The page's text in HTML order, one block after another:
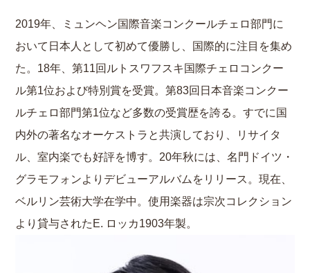
2019年、ミュンヘン国際音楽コンクールチェロ部門に
おいて日本人として初めて優勝し、国際的に注目を集め
た。18年、第11回ルトスワフスキ国際チェロコンクー
ル第1位および特別賞を受賞。第83回日本音楽コンクー
ルチェロ部門第1位など多数の受賞歴を誇る。すでに国
内外の著名なオーケストラと共演しており、リサイタ
ル、室内楽でも好評を博す。20年秋には、名門ドイツ・
グラモフォンよりデビューアルバムをリリース。現在、
ベルリン芸術大学在学中。使用楽器は宗次コレクション
より貸与されたE. ロッカ1903年製。